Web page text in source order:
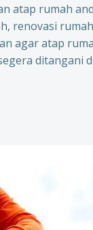
atap rumah
renovasi rumah
agar atap
ditangani